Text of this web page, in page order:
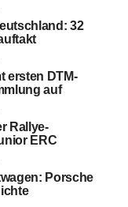
32
ersten DTM-
auf
Rallye-
ERC
Porsche